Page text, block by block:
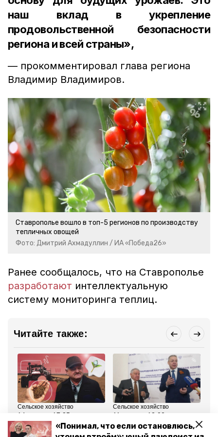
«Понимал, что если остановлюсь,
наш вклад в укрепление
продовольственной безопасности
региона и всей страны»,
— прокомментировал глава региона
Владимир Владимиров.
Ставрополье вошло в топ-5 регионов по производству
тепличных овощей
Фото: Дмитрий Ахмадуллин / ИА «Победа26»
Ранее сообщалось, что на Ставрополье
разработают интеллектуальную
систему мониторинга теплиц.
Читайте также:
Сельское хозяйство
14 марта , 17:35
Ждут осадков, вносят
удобрения, пробуют
Сельское хозяйство
11 марта , 13:02
Глава Ставрополья: С
НИЦ Курчатова